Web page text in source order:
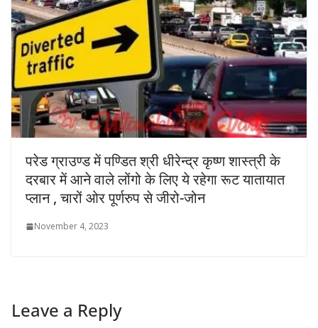
परेड ग्राउण्ड में पण्डित श्री धीरेन्द्र कृष्ण शास्त्री के
दरबार में आने वाले लोंगो के लिए ये रहेगा रूट यातायात
प्लान , चारों ओर पूर्णरुप से जीरो-जोन
November 4, 2023
Leave a Reply